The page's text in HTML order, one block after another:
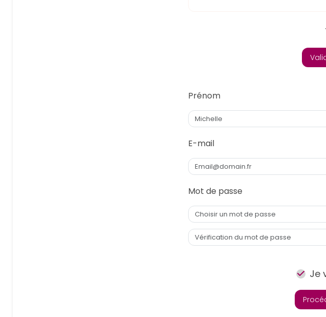
Prénom
E-mail
Mot de passe
Je